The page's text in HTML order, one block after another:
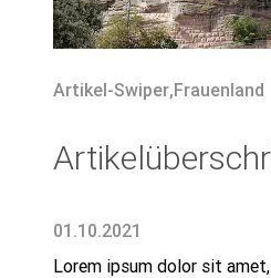
Artikel-Swiper,Frauenland
01.10.2021
Lorem ipsum dolor sit